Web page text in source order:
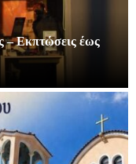
– Εκπτώσεις έως